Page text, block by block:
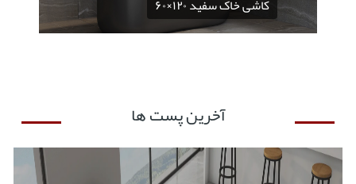
کاشی خاک سفید ۱۲۰×۶۰
آخرین پست ها